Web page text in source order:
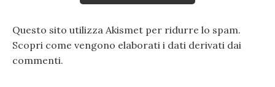
Questo sito utilizza Akismet per ridurre lo spam.
Scopri come vengono elaborati i dati derivati dai
commenti.